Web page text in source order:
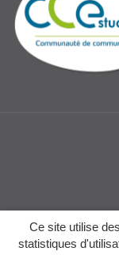
Ce site utilise
statistiques